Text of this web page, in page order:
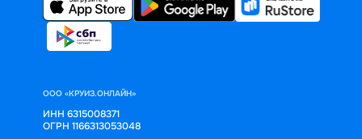
ООО «КРУИЗ.ОНЛАЙН»
ИНН 6315008371
ОГРН 1166313053048